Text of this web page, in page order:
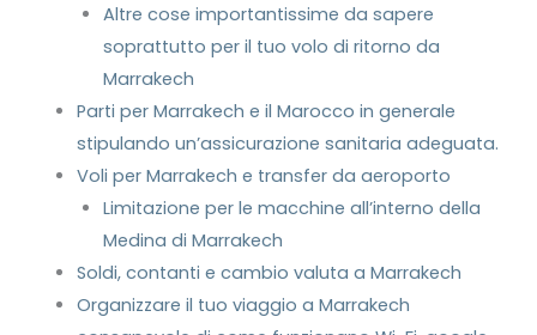
Altre cose importantissime da sapere
soprattutto per il tuo volo di ritorno da
Marrakech
Parti per Marrakech e il Marocco in generale
stipulando un’assicurazione sanitaria adeguata.
Voli per Marrakech e transfer da aeroporto
Limitazione per le macchine all’interno della
Medina di Marrakech
Soldi, contanti e cambio valuta a Marrakech
Organizzare il tuo viaggio a Marrakech